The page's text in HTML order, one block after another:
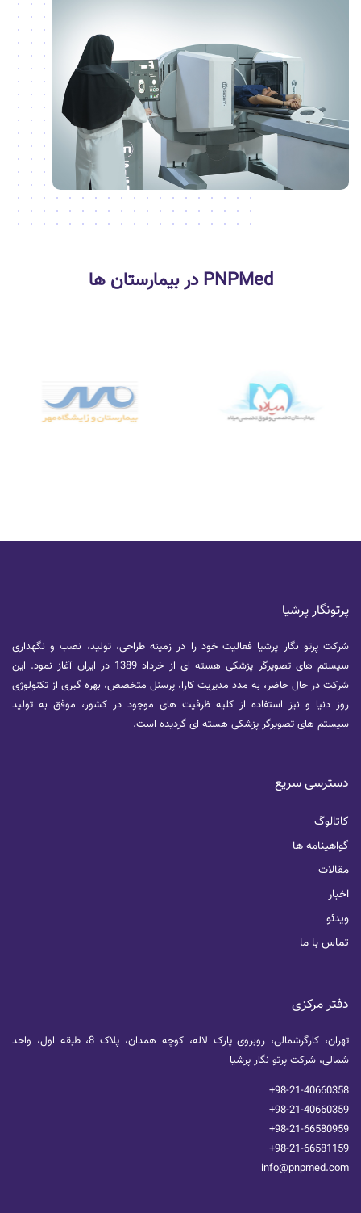
PNPMed در بیمارستان ها
پرتونگار پرشیا
شرکت پرتو نگار پرشیا فعالیت خود را در زمینه طراحی، تولید، نصب و نگهداری
سیستم های تصویرگر پزشکی هسته ای از خرداد 1389 در ایران آغاز نمود. این
شرکت در حال حاضر، به مدد مدیریت کارا، پرسنل متخصص، بهره گیری از تکنولوژی
روز دنیا و نیز استفاده از کلیه ظرفیت های موجود در کشور، موفق به تولید
سیستم های تصویرگر پزشکی هسته ای گردیده است.
دسترسی سریع
کاتالوگ
گواهینامه ها
مقالات
اخبار
ویدئو
تماس با ما
دفتر مرکزی
تهران، کارگرشمالی، روبروی پارک لاله، کوچه همدان، پلاک 8، طبقه اول، واحد
شمالی، شرکت پرتو نگار پرشیا
+98-21-40660358
+98-21-40660359
+98-21-66580959
+98-21-66581159
info@pnpmed.com